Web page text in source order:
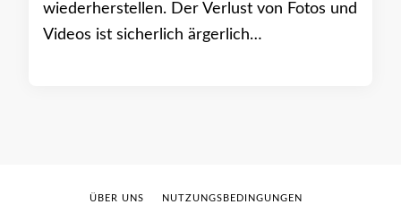
wiederherstellen. Der Verlust von Fotos und
Videos ist sicherlich ärgerlich…
ÜBER UNS NUTZUNGSBEDINGUNGEN